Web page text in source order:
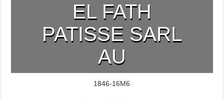
EL FATH
PATISSE SARL
AU
1846-16M6